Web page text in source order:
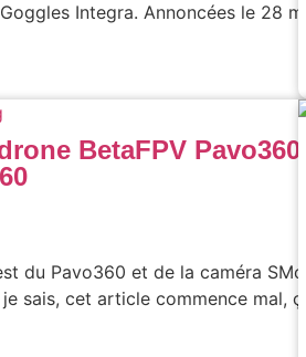
Integra. Annoncées le 28
BetaFPV
du Pavo360 et de la caméra
sais, cet article commence mal, ça